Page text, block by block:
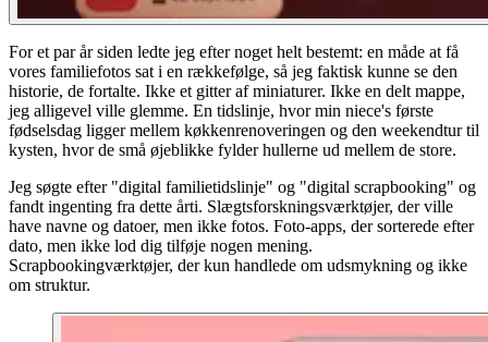
For et par år siden ledte jeg efter noget helt bestemt: en måde at få
vores familiefotos sat i en rækkefølge, så jeg faktisk kunne se den
historie, de fortalte. Ikke et gitter af miniaturer. Ikke en delt mappe,
jeg alligevel ville glemme. En tidslinje, hvor min niece's første
fødselsdag ligger mellem køkkenrenoveringen og den weekendtur til
kysten, hvor de små øjeblikke fylder hullerne ud mellem de store.
Jeg søgte efter "digital familietidslinje" og "digital scrapbooking" og
fandt ingenting fra dette årti. Slægtsforskningsværktøjer, der ville
have navne og datoer, men ikke fotos. Foto-apps, der sorterede efter
dato, men ikke lod dig tilføje nogen mening.
Scrapbookingværktøjer, der kun handlede om udsmykning og ikke
om struktur.